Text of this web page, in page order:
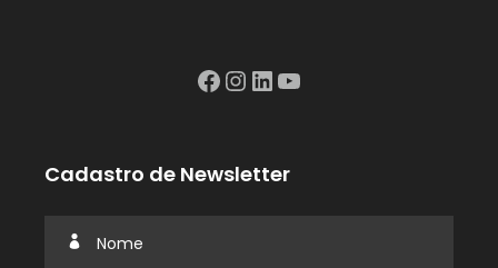
Facebook
Instagram
LinkedIn
YouTube
Cadastro de Newsletter